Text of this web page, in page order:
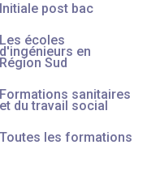
Initiale post bac
Les écoles
d'ingénieurs en
Région Sud
Formations sanitaires
et du travail social
Toutes les formations